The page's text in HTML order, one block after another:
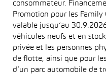
consommateur.
Promotion pour les Family
valable jusqu’au
véhicules neufs et en
privée et les personnes
de flotte, ainsi que pour
d’un parc automobile de